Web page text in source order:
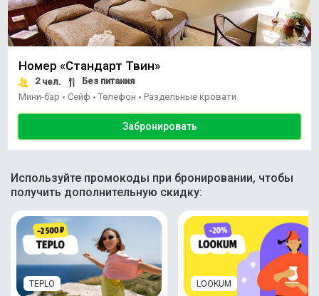
Номер «Стандарт Твин»
2чел.
Без питания
Мини-бар • Сейф • Телефон • Раздельные кровати
Забронировать
Используйте промокоды при бронировании, чтобы
получить дополнительную скидку:
TEPLO LOOKUM